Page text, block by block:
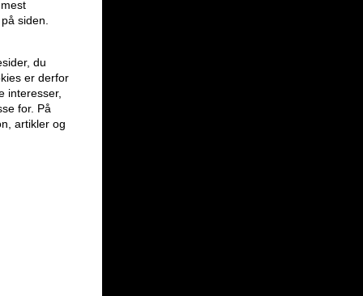
siden.
du
er derfor
interesser,
for. På
artikler og